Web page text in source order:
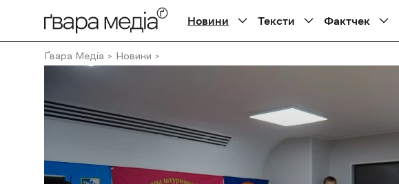
Новини Тексти Фактчек
Ґвара Медіа Новини